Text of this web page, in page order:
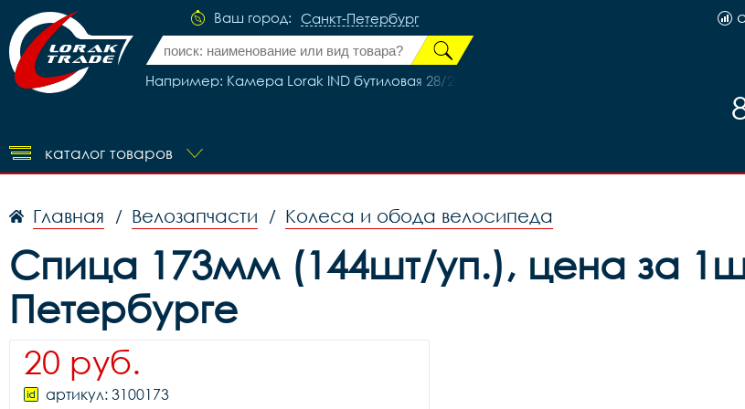
Ваш город: Санкт-Петербург
Например: Камера Lorak IND бутиловая 28/29*2,1/2,5 AV48MM
каталог товаров
Главная / Велозапчасти / Колеса и обода велосипеда
Спица 173мм (144шт/уп.), цена за
Петербурге
20 руб.
артикул: 3100173